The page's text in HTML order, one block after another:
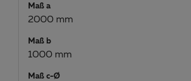
Maß a
2000 mm
Maß b
1000 mm
Maß c-Ø